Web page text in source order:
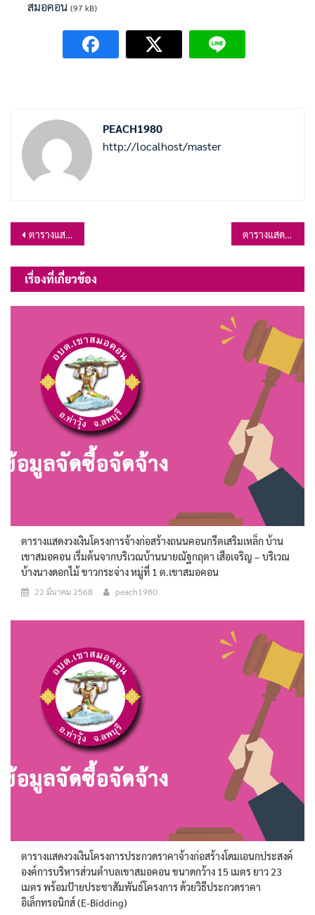
สมอคอน (97 kB)
PEACH1980
http://localhost/master
แนะแนว
เรื่อง
ตารางแสดงวงเงินโครงการปรับปรุงถนนลูกรัง สายซอยบ้านนางสุพัตร์ อินทร์เอม – ซอยบ้านนายมนัส รวบรวม หมู่ที่ 2 ต.เขาสมอคอน ตารางแสดงวงเงินโครงการซ่อมแซมถนนลูกรัง สายโคกทะเล – วัดถ้ำช้างเผือก บ้านพราน หมู่ที่ 5 ต.เขาสมอคอน
เรื่องที่เกี่ยวข้อง
ตารางแสดงวงเงินโครงการจ้างก่อสร้างถนนคอนกรีตเสริมเหล็ก บ้าน
เขาสมอคอน เริ่มต้นจากบริเวณบ้านนายณัฐกฤตา เสือเจริญ – บริเวณ
บ้างนางดอกไม้ ขาวกระจ่าง หมู่ที่ 1 ต.เขาสมอคอน
22 มีนาคม 2568 peach1980
ตารางแสดงวงเงินโครงการประกวดราคาจ้างก่อสร้างโดมเอนกประสงค์
องค์การบริหารส่วนตำบลเขาสมอคอน ขนาดกว้าง 15 เมตร ยาว 23
เมตร พร้อมป้ายประชาสัมพันธ์โครงการ ด้วยวิธีประกวดราคา
อิเล็กทรอนิกส์ (e-Bidding)